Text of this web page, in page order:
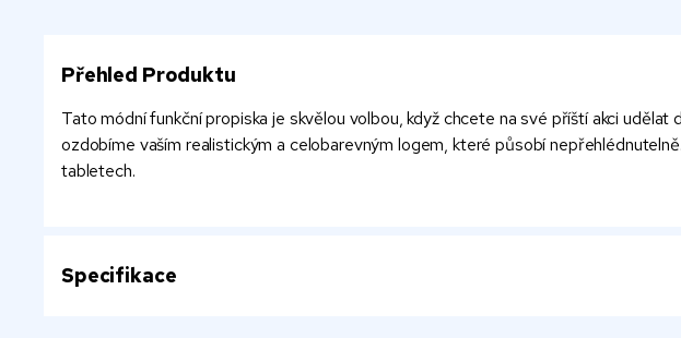
Přehled Produktu
Tato módní funkční propiska je skvělou volbou, když chcete na své příští akci
ozdobíme vaším realistickým a celobarevným logem, které působí
tabletech.
Specifikace